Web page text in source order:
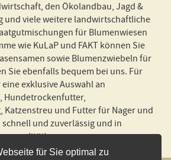
für Sie optimal zu
den Ökolandbau, Jagd &
und viele weitere landwirtschaftliche
für Blumenwiesen
wie KuLaP und FAKT können Sie
sowie Blumenzwiebeln für
Sie ebenfalls bequem bei uns. Für
exklusive Auswahl an
Hundetrockenfutter,
Katzenstreu und Futter für Nager und
und zuverlässig und in